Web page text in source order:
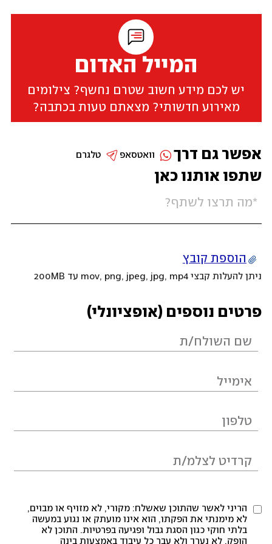
המייל האדום
יש לכם מידע חשוב שטרם נחשף? צילומים
מאירוע חדשותי? מצאתם טעות בכתבה?
שתפו אותנו כאן
הוספת קובץ
ניתן להעלות קבצי mov, png, jpeg, jpg, mp4 עד 200MB
פרטים נוספים (אופציונלי)
הריני לאשר שהתוכן שאשלח: מקורי, לא מזויף או מבוים,
לא מימנתי את הפקתו, הוא אינו מועתק או נגוע במעשה
בלתי חוקי כגון הסגת גבול ופגיעה בפרטיות. התוכן לא
הופק, לא נערך ולא עבר כל עיבוד באמצעות בינה
אפשר גם דרך טלגרם וואטסאפ